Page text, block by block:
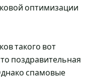
оптимизации
такого вот
поздравительная
спамовые